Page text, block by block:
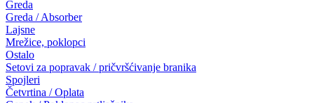
Greda
Greda / Absorber
Lajsne
Mrežice, poklopci
Ostalo
Setovi za popravak / pričvršćivanje branika
Spojleri
Četvrtina / Oplata